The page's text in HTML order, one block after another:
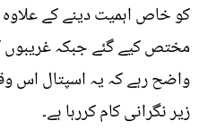
مختص کیے گئے جبکہ غریبوں
واضح رہے کہ یہ اسپتال اس
زیر نگرانی کام کررہا ہے۔